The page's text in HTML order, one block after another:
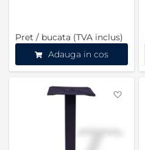
Pret / bucata (TVA inclus)
Adauga in cos